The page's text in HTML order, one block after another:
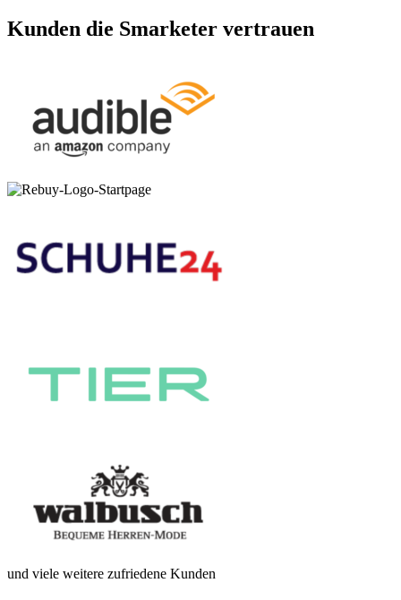
Kunden die Smarketer vertrauen
und viele weitere zufriedene Kunden